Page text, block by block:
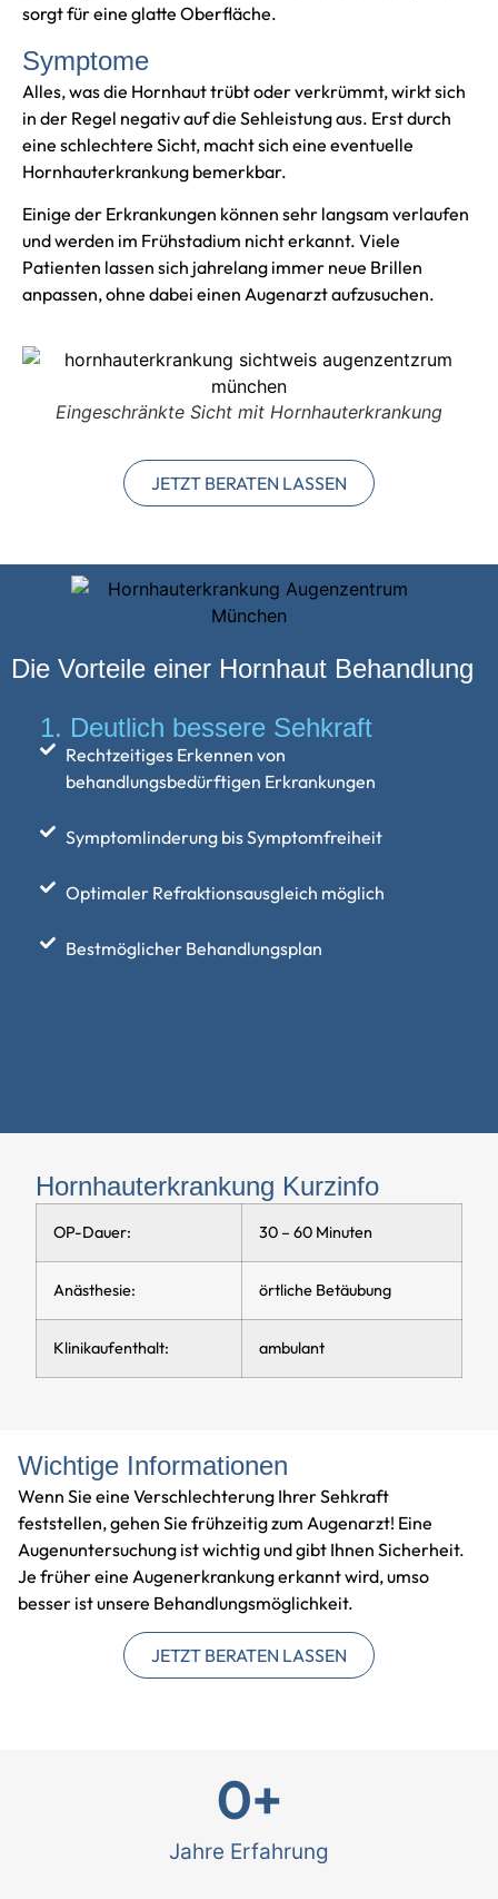
Eingeschränkte Sicht mit Hornhauterkrankung
JETZT BERATEN LASSEN
sorgt für eine glatte Oberfläche.
Symptome
Alles, was die Hornhaut trübt oder verkrümmt, wirkt sich
in der Regel negativ auf die Sehleistung aus. Erst durch
eine schlechtere Sicht, macht sich eine eventuelle
Hornhauterkrankung bemerkbar.
Einige der Erkrankungen können sehr langsam verlaufen
und werden im Frühstadium nicht erkannt. Viele
Patienten lassen sich jahrelang immer neue Brillen
anpassen, ohne dabei einen Augenarzt aufzusuchen.
Die Vorteile einer Hornhaut Behandlung
1. Deutlich bessere Sehkraft
Rechtzeitiges Erkennen von
behandlungsbedürftigen Erkrankungen
Symptomlinderung bis Symptomfreiheit
Optimaler Refraktionsausgleich möglich
Bestmöglicher Behandlungsplan
Hornhauterkrankung Kurzinfo
OP-Dauer: 30 – 60 Minuten
Anästhesie: örtliche Betäubung
Klinikaufenthalt: ambulant
Wichtige Informationen
Wenn Sie eine Verschlechterung Ihrer Sehkraft
feststellen, gehen Sie frühzeitig zum Augenarzt! Eine
Augenuntersuchung ist wichtig und gibt Ihnen Sicherheit.
Je früher eine Augenerkrankung erkannt wird, umso
besser ist unsere Behandlungsmöglichkeit.
JETZT BERATEN LASSEN
Jahre Erfahrung
0+